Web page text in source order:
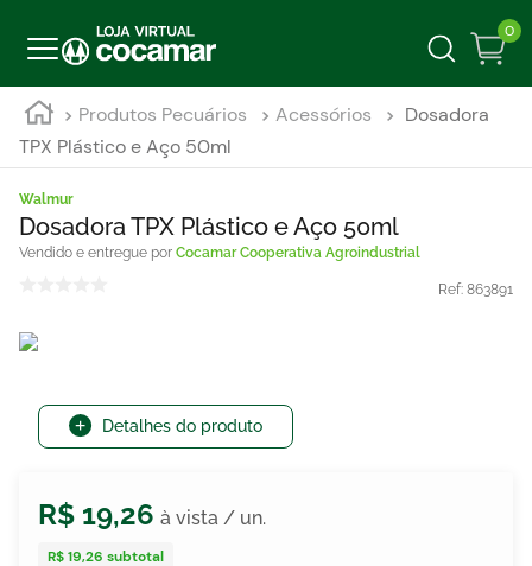
0
Produtos Pecuários Acessórios
Dosadora
TPX Plástico e Aço 50ml
Walmur
Dosadora TPX Plástico e Aço 50ml
Cocamar Cooperativa Agroindustrial
Ref: 863891
Detalhes do produto
R$ 19,26
R$ 19,26 subtotal